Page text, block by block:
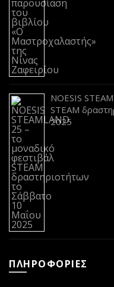
NOESIS
STEAM
2025
ΠΛΗΡΟΦΟΡΙΕΣ